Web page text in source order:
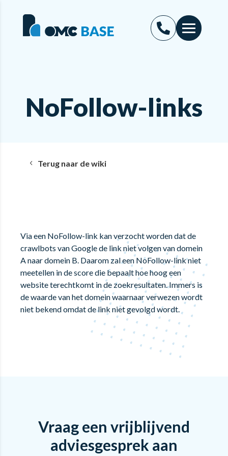
NoFollow-links
Terug naar de wiki
Via een NoFollow-link kan verzocht worden dat de
crawlbots van Google de link niet volgen van domein
A naar domein B. Daarom zal een NoFollow-link niet
meetellen in de score die bepaalt hoe hoog een
website terechtkomt in de zoekresultaten. Immers is
de waarde van het domein waarnaar verwezen wordt
niet bekend omdat de link niet gevolgd wordt.
Vraag een vrijblijvend
adviesgesprek aan